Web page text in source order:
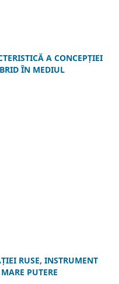
A CONCEPȚIEI
ÎN MEDIUL
RUSE, INSTRUMENT
PUTERE